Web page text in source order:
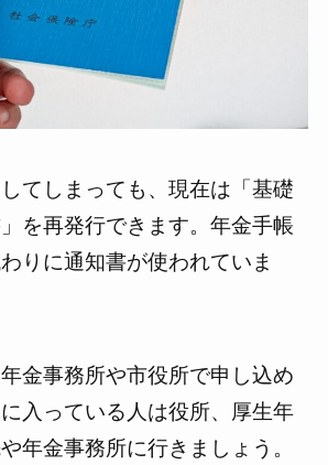
てしまっても、現在は「基礎
を再発行できます。年金手帳
りに通知書が使われていま
金事務所や市役所で申し込め
入っている人は役所、厚生年
年金事務所に行きましょう。